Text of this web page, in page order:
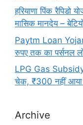
हरियाणा पिंक
मासिक मानदेय –
Paytm Loan
रुपए तक का पर्सनल
LPG Gas
चेक, ₹300 नहीं आया
Archive